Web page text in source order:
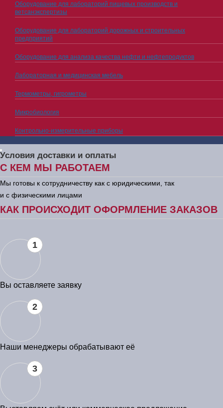
Оборудование для лабораторий пищевых производств и
ветсанэкспертизы
Оборудование для лабораторий дорожных и строительных
предприятий
Оборудование для анализа качества нефти и нефтепродуктов
Лабораторная и медицинская мебель
Термометры, гигрометры
Микробиология
Контрольно-измерительные приборы
Условия доставки и оплаты
С КЕМ МЫ РАБОТАЕМ
Мы готовы к сотрудничеству как с юридическими, так
и с физическими лицами
КАК ПРОИСХОДИТ ОФОРМЛЕНИЕ ЗАКАЗОВ
1
Вы оставляете заявку
2
Наши менеджеры обрабатывают её
3